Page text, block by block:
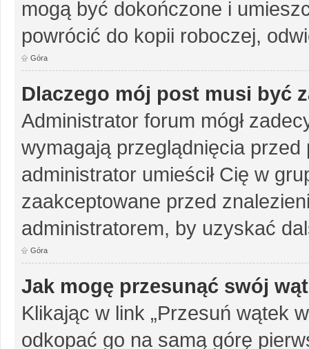
mogą być dokończone i
powrócić do kopii roboczej,
Góra
Dlaczego mój post musi być
Administrator forum mógł
wymagają przeglądnięcia
administrator umieścił Cię w
zaakceptowane przed
administratorem, by uzyskać
Góra
Jak mogę przesunąć swój
Klikając w link „Przesuń wątek
odkopać go na samą górę